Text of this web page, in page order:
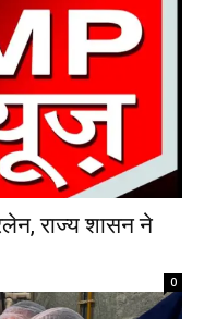
राज्य शासन ने
0